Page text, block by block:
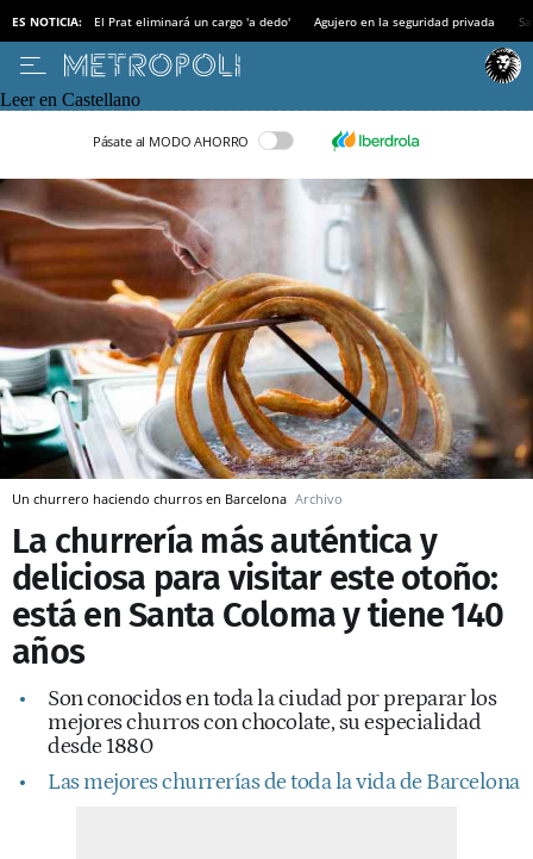
ES NOTICIA: El Prat eliminará un cargo 'a dedo' Agujero en la seguridad privada
Leer en Castellano
Pásate al MODO AHORRO
Un churrero haciendo churros en Barcelona Archivo
La churrería más auténtica y
deliciosa para visitar este otoño:
está en Santa Coloma y tiene 140
años
Son conocidos en toda la ciudad por preparar los
mejores churros con chocolate, su especialidad
desde 1880
Las mejores churrerías de toda la vida de Barcelona